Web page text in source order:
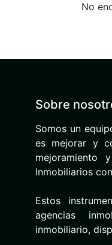
No
Sobre
Somos un
es mejorar y
mejoramiento
Inmobiliarios
Estos
agencias
inmobiliario,